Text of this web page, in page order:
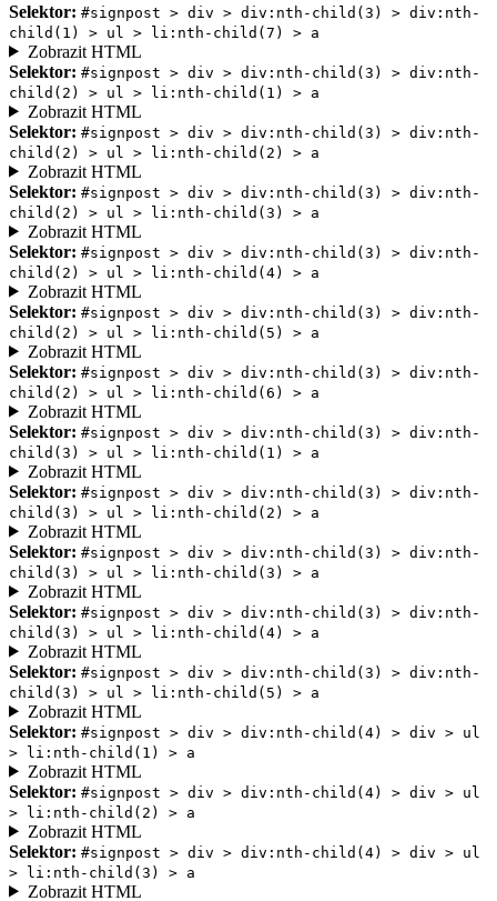
Selektor: #signpost > div > div:nth-child(3) > div:nth-
child(1) > ul > li:nth-child(7) > a
Zobrazit HTML
Selektor: #signpost > div > div:nth-child(3) > div:nth-
child(2) > ul > li:nth-child(1) > a
Zobrazit HTML
Selektor: #signpost > div > div:nth-child(3) > div:nth-
child(2) > ul > li:nth-child(2) > a
Zobrazit HTML
Selektor: #signpost > div > div:nth-child(3) > div:nth-
child(2) > ul > li:nth-child(3) > a
Zobrazit HTML
Selektor: #signpost > div > div:nth-child(3) > div:nth-
child(2) > ul > li:nth-child(4) > a
Zobrazit HTML
Selektor: #signpost > div > div:nth-child(3) > div:nth-
child(2) > ul > li:nth-child(5) > a
Zobrazit HTML
Selektor: #signpost > div > div:nth-child(3) > div:nth-
child(2) > ul > li:nth-child(6) > a
Zobrazit HTML
Selektor: #signpost > div > div:nth-child(3) > div:nth-
child(3) > ul > li:nth-child(1) > a
Zobrazit HTML
Selektor: #signpost > div > div:nth-child(3) > div:nth-
child(3) > ul > li:nth-child(2) > a
Zobrazit HTML
Selektor: #signpost > div > div:nth-child(3) > div:nth-
child(3) > ul > li:nth-child(3) > a
Zobrazit HTML
Selektor: #signpost > div > div:nth-child(3) > div:nth-
child(3) > ul > li:nth-child(4) > a
Zobrazit HTML
Selektor: #signpost > div > div:nth-child(3) > div:nth-
child(3) > ul > li:nth-child(5) > a
Zobrazit HTML
Selektor: #signpost > div > div:nth-child(4) > div > ul
> li:nth-child(1) > a
Zobrazit HTML
Selektor: #signpost > div > div:nth-child(4) > div > ul
> li:nth-child(2) > a
Zobrazit HTML
Selektor: #signpost > div > div:nth-child(4) > div > ul
> li:nth-child(3) > a
Zobrazit HTML